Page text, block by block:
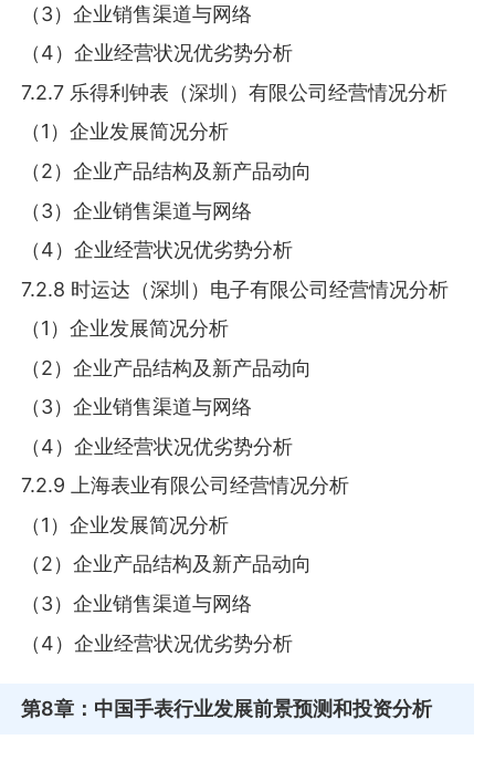
（3）企业销售渠道与网络
（4）企业经营状况优劣势分析
7.2.7 乐得利钟表（深圳）有限公司经营情况分析
（1）企业发展简况分析
（2）企业产品结构及新产品动向
（3）企业销售渠道与网络
（4）企业经营状况优劣势分析
7.2.8 时运达（深圳）电子有限公司经营情况分析
（1）企业发展简况分析
（2）企业产品结构及新产品动向
（3）企业销售渠道与网络
（4）企业经营状况优劣势分析
7.2.9 上海表业有限公司经营情况分析
（1）企业发展简况分析
（2）企业产品结构及新产品动向
（3）企业销售渠道与网络
（4）企业经营状况优劣势分析
第8章 ：中国手表行业发展前景预测和投资分析